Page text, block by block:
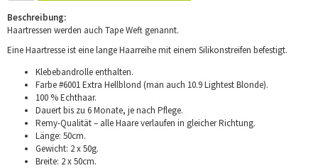
Beschreibung:
Haartressen werden auch Tape Weft genannt.
Eine Haartresse ist eine lange Haarreihe mit einem Silikonstreifen befestigt.
Klebebandrolle enthalten.
Farbe #6001 Extra Hellblond (man auch 10.9 Lightest Blonde).
100 % Echthaar.
Dauert bis zu 6 Monate, je nach Pflege.
Remy-Qualität – alle Haare verlaufen in gleicher Richtung.
Länge: 50cm.
Gewicht: 2 x 50g.
Breite: 2 x 50cm.